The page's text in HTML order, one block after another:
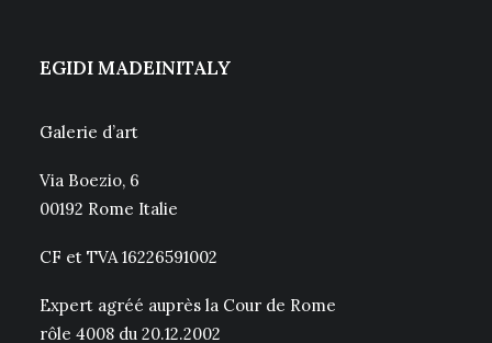
EGIDI MADEINITALY
Galerie d’art
Via Boezio, 6
00192 Rome Italie
CF et TVA 16226591002
Expert agréé auprès la Cour de Rome
rôle 4008 du 20.12.2002